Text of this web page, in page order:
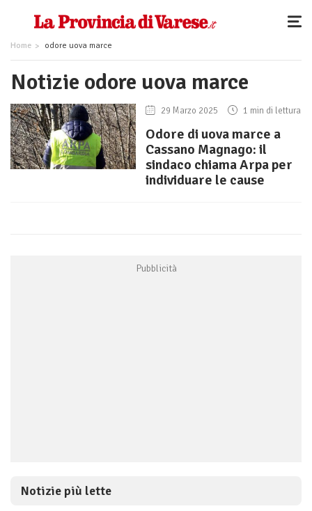
Home odore uova marce
Notizie odore uova marce
29 Marzo 2025 1 min di lettura
Odore di uova marce a
Cassano Magnago: il
sindaco chiama Arpa per
individuare le cause
Notizie più lette